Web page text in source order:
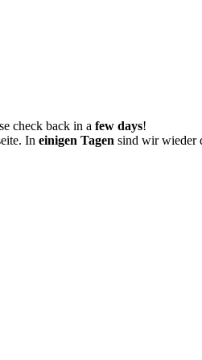
check back in a few days!
In einigen Tagen sind wir wieder